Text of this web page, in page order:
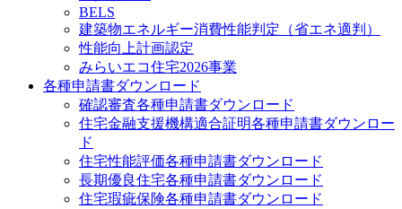
BELS
建築物エネルギー消費性能判定（省エネ適判）
性能向上計画認定
みらいエコ住宅2026事業
各種申請書ダウンロード
確認審査各種申請書ダウンロード
住宅金融支援機構適合証明各種申請書ダウンロー
ド
住宅性能評価各種申請書ダウンロード
長期優良住宅各種申請書ダウンロード
住宅瑕疵保険各種申請書ダウンロード